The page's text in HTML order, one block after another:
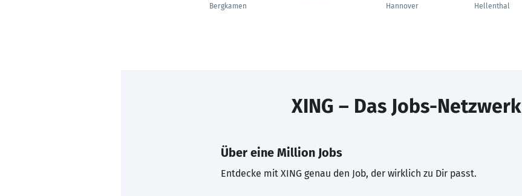
Bergkamen
Hannover
Hellenthal
XING – Das Jobs-Netzwerk
Über eine Million Jobs
Entdecke mit XING genau den Job, der wirklich zu Dir passt.